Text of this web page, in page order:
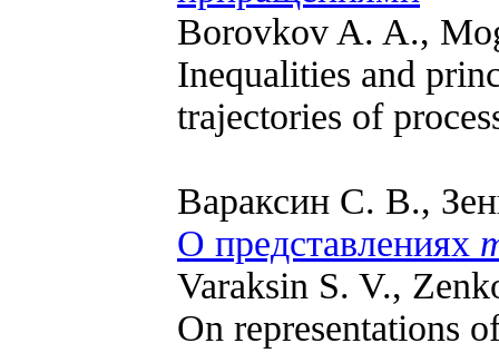
Borovkov A. A.,
Inequalities and
trajectories of
Вараксин С. В.,
О представлениях
Varaksin S. V.,
On representations